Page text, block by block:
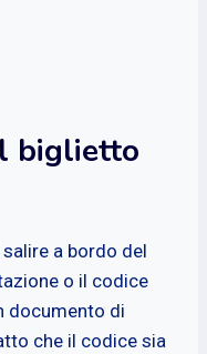
biglietto
a bordo del
o il codice
documento di
che il codice sia